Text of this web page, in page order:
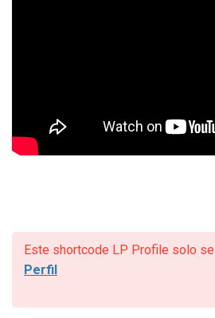
Este shortcode LP Profile solo
Perfil